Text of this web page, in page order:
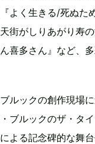
よく生きる/死ぬた
街がしりあがり寿
ん喜多さん』など、
ルックの創作現場
ブルックのザ・タ
よる記念碑的な舞